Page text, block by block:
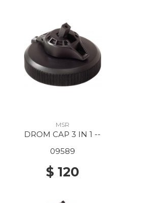
MSR
DROM CAP 3 IN 1 --
09589
$ 120